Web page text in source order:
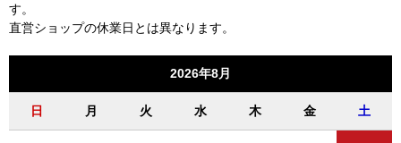
す。
直営ショップの休業日とは異なります。
2026年8月
日 月 火 水 木 金 土